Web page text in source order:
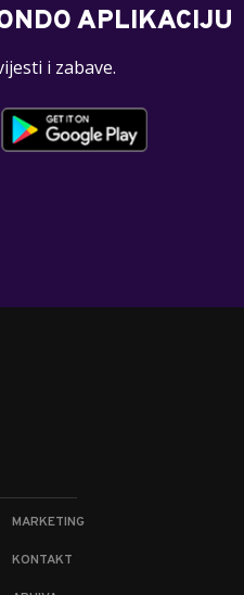
APLIKACIJU
i zabave.
MARKETING
KONTAKT